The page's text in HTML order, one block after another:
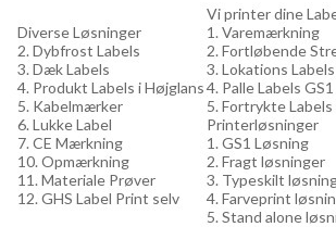
Diverse Løsninger
2. Dybfrost Labels
3. Dæk Labels
4. Produkt Labels i Højglans
5. Kabelmærker
6. Lukke Label
7. CE Mærkning
10. Opmærkning
11. Materiale Prøver
12. GHS Label Print selv
Vi printer dine
1. Varemærkning
2. Fortløbende
3. Lokations Labels
4. Palle Labels GS1
5. Fortrykte
Printerløsninger
1. GS1 Løsning
2. Fragt løsninger
3. Typeskilt
4. Farveprint
5. Stand alone